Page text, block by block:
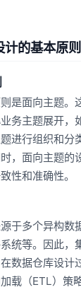
的基本原则
是面向主题。
务主题展开，
进行组织和分
，面向主题的
性和准确性。
于多个异构数
统等。因此，
数据仓库设计
载（ETL）策